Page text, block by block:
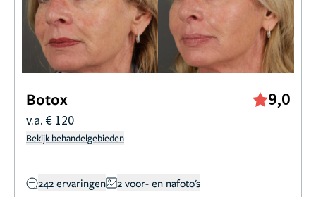
Botox 9,0
v.a. € 120
Bekijk behandelgebieden
242 ervaringen 2 voor- en nafoto's